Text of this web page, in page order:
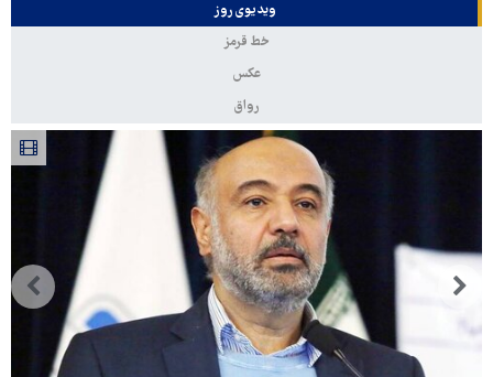
ویدیوی روز
خط قرمز
عکس
رواق